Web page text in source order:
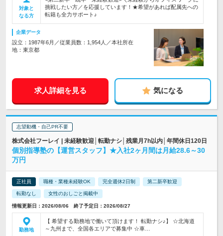
対象と
なる方
挑戦したい方／を応援しています！★希望があれば配属先への
転籍も全力サポート♪
企業データ
設立：1987年6月／従業員数：1,954人／本社所在
地：東京都
求人詳細を見る 気になる
志望動機・自己PR不要
株式会社フーレイ | 未経験歓迎│転勤ナシ│残業月7h以内│年間休日120日
個別指導塾の【運営スタッフ】★入社2ヶ月間は月給28.6～30
万円
正社員 職種・業種未経験OK 完全週休2日制 第二新卒歓迎
転勤なし 女性のおしごと掲載中
情報更新日：2026/08/06 終了予定日：2026/08/27
勤務地
【 希望する勤務地で働いて頂けます！ 転勤ナシ♪】 ☆北海道
～九州まで、全国各エリアで募集中 ☆車…